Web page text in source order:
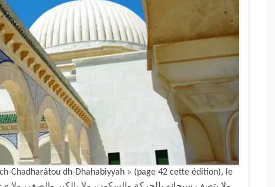
Chadharâtou dh-Dhahabiyyah » (page 42 cette édition), le